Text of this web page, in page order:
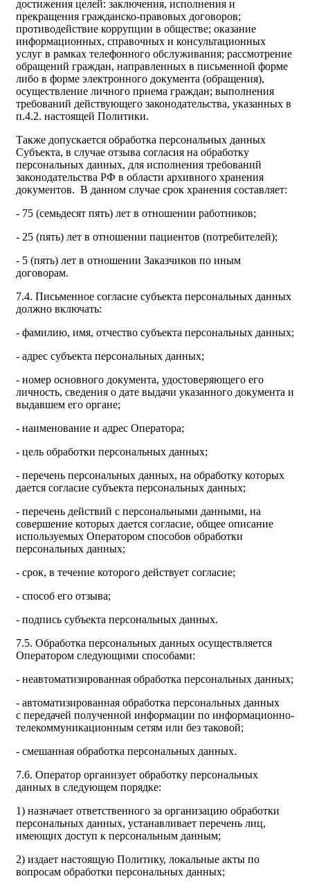
достижения целей: заключения, исполнения и
прекращения гражданско-правовых договоров;
противодействие коррупции в обществе; оказание
информационных, справочных и консультационных
услуг в рамках телефонного обслуживания; рассмотрение
обращений граждан, направленных в письменной форме
либо в форме электронного документа (обращения),
осуществление личного приема граждан; выполнения
требований действующего законодательства, указанных в
п.4.2. настоящей Политики.
Также допускается обработка персональных данных
Субъекта, в случае отзыва согласия на обработку
персональных данных, для исполнения требований
законодательства РФ в области архивного хранения
документов. В данном случае срок хранения составляет:
- 75 (семьдесят пять) лет в отношении работников;
- 25 (пять) лет в отношении пациентов (потребителей);
- 5 (пять) лет в отношении Заказчиков по иным
договорам.
7.4. Письменное согласие субъекта персональных данных
должно включать:
- фамилию, имя, отчество субъекта персональных данных;
- адрес субъекта персональных данных;
- номер основного документа, удостоверяющего его
личность, сведения о дате выдачи указанного документа и
выдавшем его органе;
- наименование и адрес Оператора;
- цель обработки персональных данных;
- перечень персональных данных, на обработку которых
дается согласие субъекта персональных данных;
- перечень действий с персональными данными, на
совершение которых дается согласие, общее описание
используемых Оператором способов обработки
персональных данных;
- срок, в течение которого действует согласие;
- способ его отзыва;
- подпись субъекта персональных данных.
7.5. Обработка персональных данных осуществляется
Оператором следующими способами:
- неавтоматизированная обработка персональных данных;
- автоматизированная обработка персональных данных
с передачей полученной информации по информационно-
телекоммуникационным сетям или без таковой;
- смешанная обработка персональных данных.
7.6. Оператор организует обработку персональных
данных в следующем порядке:
1) назначает ответственного за организацию обработки
персональных данных, устанавливает перечень лиц,
имеющих доступ к персональным данным;
2) издает настоящую Политику, локальные акты по
вопросам обработки персональных данных;